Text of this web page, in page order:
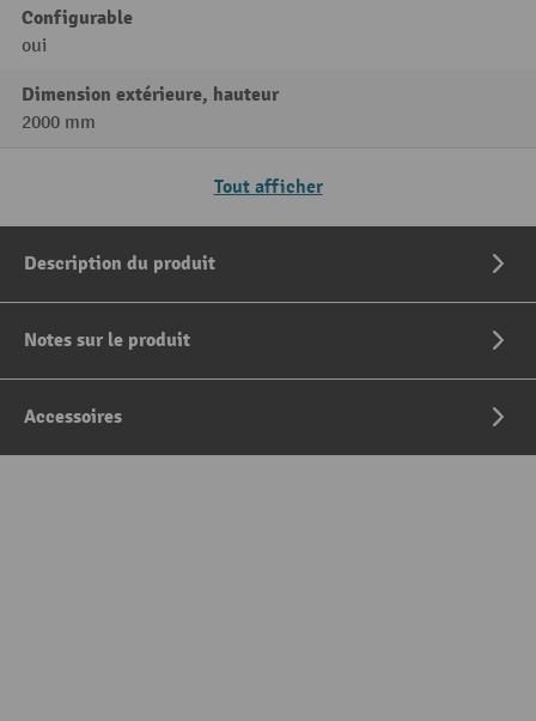
Configurable
oui
Dimension extérieure, hauteur
2000 mm
Tout afficher
Description du produit
Notes sur le produit
Accessoires